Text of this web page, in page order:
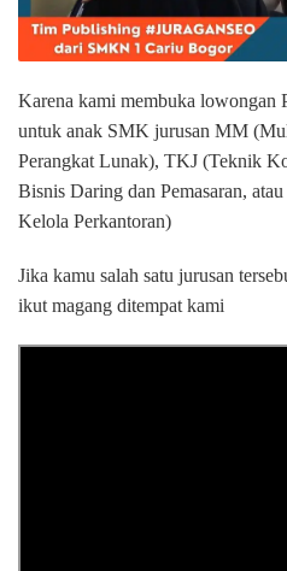
Karena kami membuka lowongan
untuk anak SMK jurusan MM
Perangkat Lunak), TKJ (Teknik
Bisnis Daring dan Pemasaran,
Kelola Perkantoran)
Jika kamu salah satu jurusan
ikut magang ditempat kami